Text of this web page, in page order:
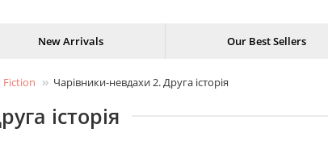
New Arrivals Our Best Sellers
Fiction Чарівники-невдахи 2. Друга історія
історія